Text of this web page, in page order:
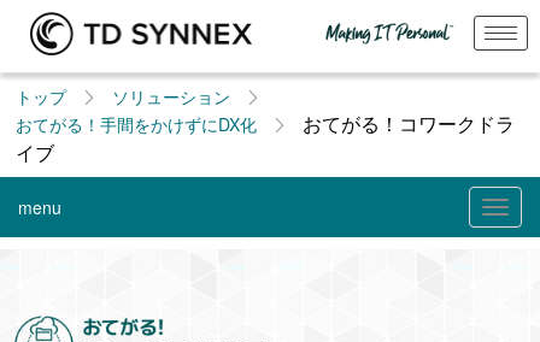
トップ
ソリューション
おてがる！手間をかけずにDX化
おてがる！コワークドラ
イブ
menu